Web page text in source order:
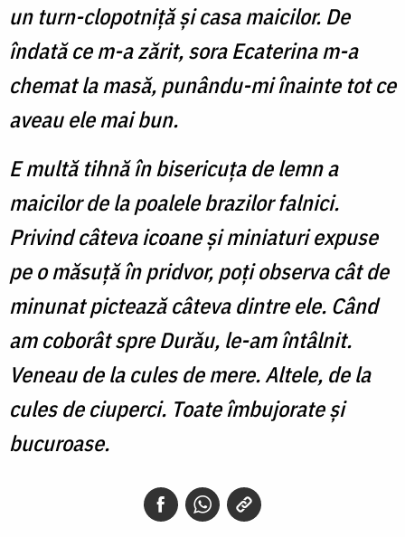
un turn-clopotniță și casa maicilor. De
îndată ce m-a zărit, sora Ecaterina m-a
chemat la masă, punându-mi înainte tot ce
aveau ele mai bun.
E multă tihnă în bisericuța de lemn a
maicilor de la poalele brazilor falnici.
Privind câteva icoane și miniaturi expuse
pe o măsuță în pridvor, poți observa cât de
minunat pictează câteva dintre ele. Când
am coborât spre Durău, le-am întâlnit.
Veneau de la cules de mere. Altele, de la
cules de ciuperci. Toate îmbujorate și
bucuroase.